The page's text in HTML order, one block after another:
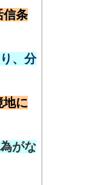
信条
、分
地に
為がな